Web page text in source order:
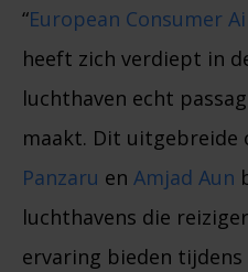
“European Consumer
heeft zich verdiept in
luchthaven echt
maakt. Dit uitgebreide
Panzaru en Amjad Aun
luchthavens die
ervaring bieden